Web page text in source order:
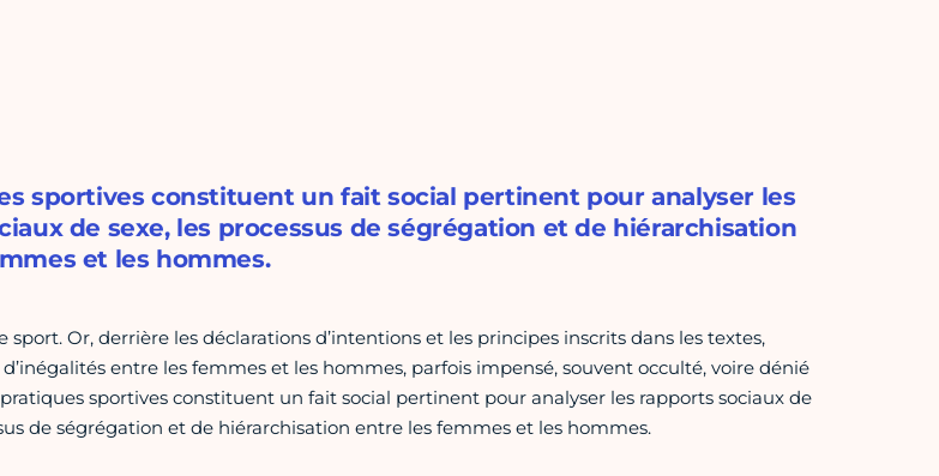
sportives constituent un fait social pertinent pour analyser les
de sexe, les processus de ségrégation et de hiérarchisation
et les hommes.
sport. Or, derrière les déclarations d’intentions et les principes inscrits dans les textes,
entre les femmes et les hommes, parfois impensé, souvent occulté, voire dénié
sportives constituent un fait social pertinent pour analyser les rapports sociaux de
de ségrégation et de hiérarchisation entre les femmes et les hommes.